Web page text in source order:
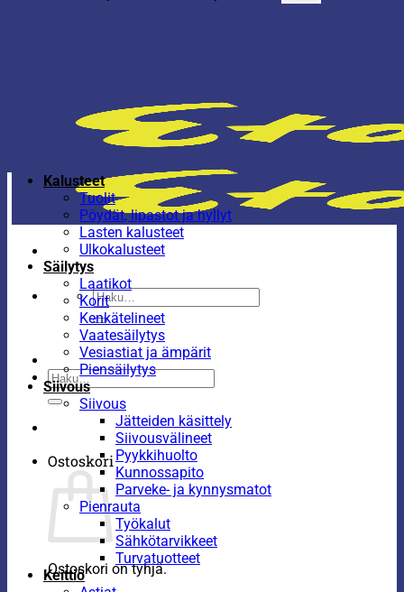
Etsi:
Etsi:
Ostoskori
Ostoskori on tyhjä.
Kalusteet
Tuolit
Pöydät, lipastot ja hyllyt
Lasten kalusteet
Ulkokalusteet
Säilytys
Laatikot
Korit
Kenkätelineet
Vaatesäilytys
Vesiastiat ja ämpärit
Piensäilytys
Siivous
Siivous
Jätteiden käsittely
Siivousvälineet
Pyykkihuolto
Kunnossapito
Parveke- ja kynnysmatot
Pienrauta
Työkalut
Sähkötarvikkeet
Turvatuotteet
Keittiö